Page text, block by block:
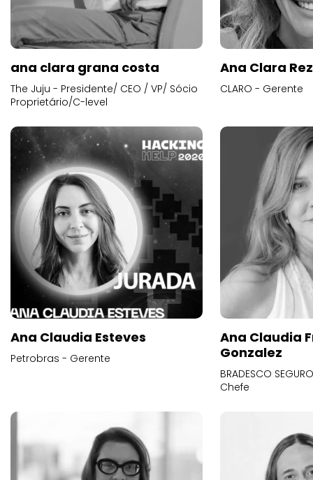
ana clara grana costa
The Juju - Presidente/ CEO / VP/ Sócio
Proprietário/C-level
Ana Clara
CLARO - Gerente
Ana Claudia Esteves
Petrobras - Gerente
Ana Claudia
Gonzalez
BRADESCO
Chefe